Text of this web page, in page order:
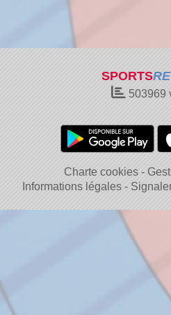
SPORTS
503969
Charte cookies
Informations légales